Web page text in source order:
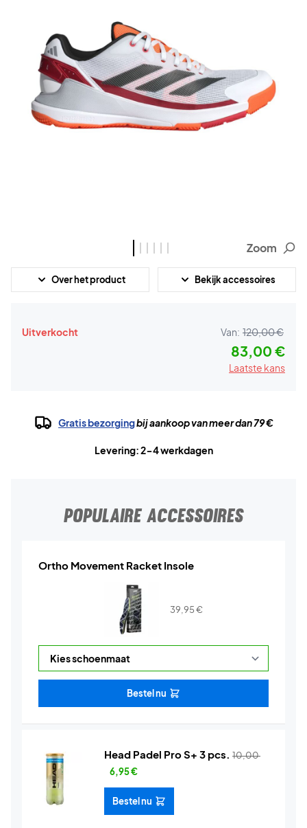
Zoom
Over het product Bekijk accessoires
Uitverkocht Van: 120,00 €
83,00 €
Laatste kans
Gratis bezorgingbij aankoop van meer dan 79 €
Levering: 2-4 werkdagen
POPULAIRE ACCESSOIRES
Ortho Movement Racket Insole
39,95€
Bestel nu
Head Padel Pro S+ 3 pcs. 10,00
6,95€
Bestel nu